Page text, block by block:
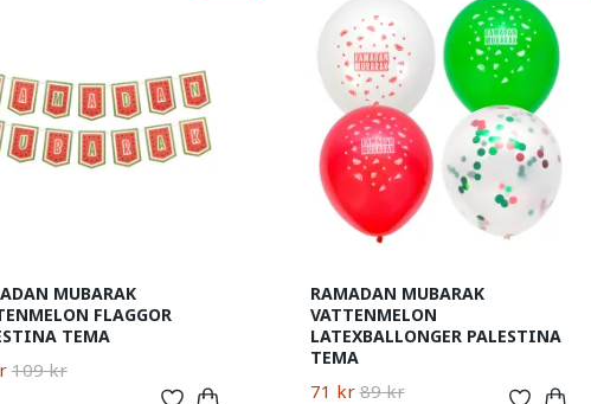
MUBARAK
FLAGGOR
TEMA
109 kr
RAMADAN MUBARAK
VATTENMELON
LATEXBALLONGER PALESTINA
TEMA
71 kr 89 kr